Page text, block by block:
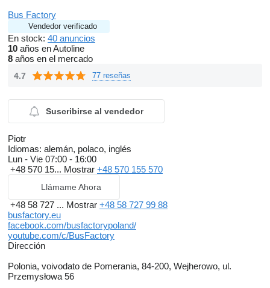
Bus Factory
Vendedor verificado
En stock: 40 anuncios
10 años en Autoline
8 años en el mercado
4.7 77 reseñas
Suscribirse al vendedor
Piotr
Idiomas: alemán, polaco, inglés
Lun - Vie 07:00 - 16:00
+48 570 15... Mostrar +48 570 155 570
Llámame Ahora
+48 58 727 ... Mostrar +48 58 727 99 88
busfactory.eu
facebook.com/busfactorypoland/
youtube.com/c/BusFactory
Dirección
Polonia, voivodato de Pomerania, 84-200, Wejherowo, ul.
Przemysłowa 56